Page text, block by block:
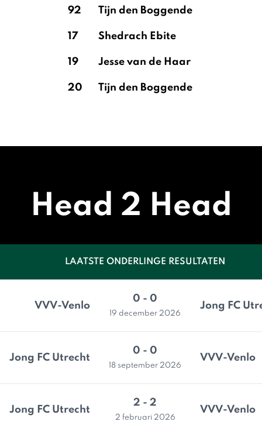
92 Tijn den Boggende
17 Shedrach Ebite
19 Jesse van de Haar
20 Tijn den Boggende
Head 2 Head
LAATSTE ONDERLINGE RESULTATEN
VVV-Venlo
0 - 0
19 december 2026
Jong FC
Jong FC Utrecht
0 - 0
18 september 2026
VVV-Venlo
Jong FC Utrecht
2 - 2
2 februari 2026
VVV-Venlo